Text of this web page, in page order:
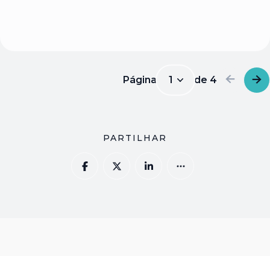
Página 1 de 4
PARTILHAR